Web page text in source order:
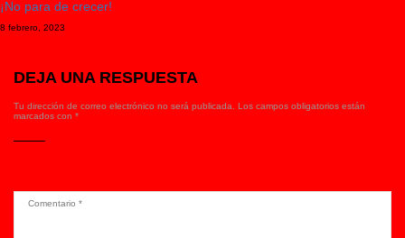
¡No para de crecer!
8 febrero, 2023
DEJA UNA RESPUESTA
Tu dirección de correo electrónico no será publicada.
Los campos obligatorios están
marcados con *